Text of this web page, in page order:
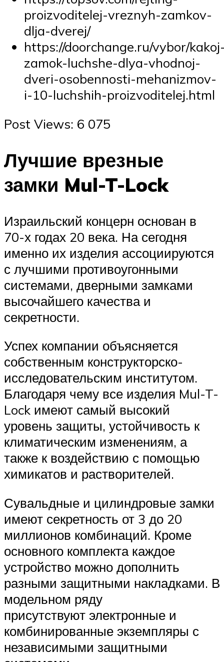
proizvoditelej-vreznyh-zamkov-
dlja-dverej/
https://doorchange.ru/vybor/
zamok-luchshe-dlya-vhodnoj-
dveri-osobennosti-mehanizmov-
i-10-luchshih-proizvoditelej.html
Post Views: 6 075
Лучшие врезные
замки Mul-T-Lock
Израильский концерн основан в
70-х годах 20 века. На сегодня
именно их изделия ассоциируются
с лучшими противоугонными
системами, дверными замками
высочайшего качества и
секретности.
Успех компании объясняется
собственным конструкторско-
исследовательским институтом.
Благодаря чему все изделия Mul-T-
Lock имеют самый высокий
уровень защиты, устойчивость к
климатическим изменениям, а
также к воздействию с помощью
химикатов и растворителей.
Сувальдные и цилиндровые замки
имеют секретность от 3 до 20
миллионов комбинаций. Кроме
основного комплекта каждое
устройство можно дополнить
разными защитными накладками. В
модельном ряду
присутствуют электронные и
комбинированные экземпляры с
независимыми защитными